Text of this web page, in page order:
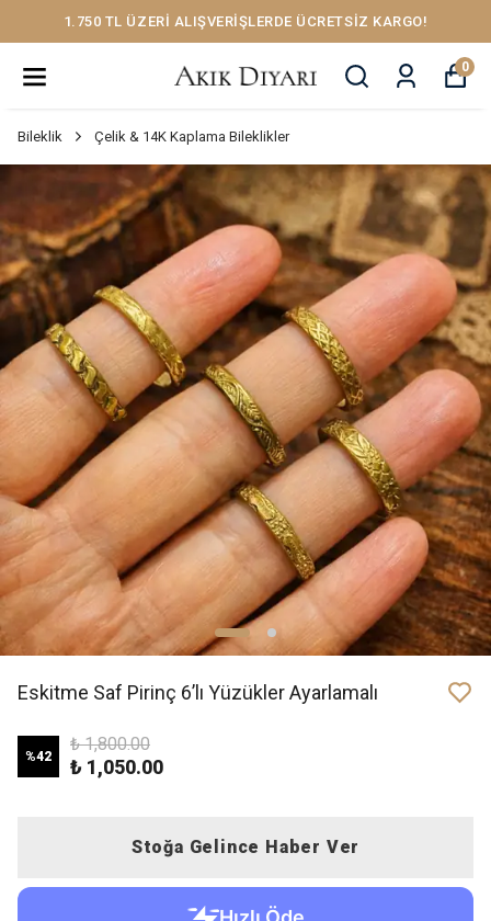
1.750 TL ÜZERİ ALIŞVERİŞLERDE ÜCRETSİZ KARGO!
0
Bileklik Çelik & 14K Kaplama Bileklikler
Eskitme Saf Pirinç 6’lı Yüzükler Ayarlamalı
%42
₺ 1,800.00
₺ 1,050.00
Stoğa Gelince Haber Ver